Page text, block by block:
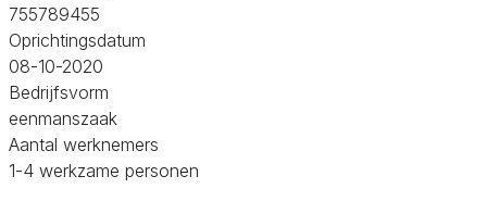
755789455
Oprichtingsdatum
08-10-2020
Bedrijfsvorm
eenmanszaak
Aantal werknemers
1-4 werkzame personen